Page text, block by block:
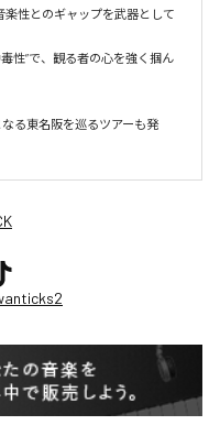
楽性とのギャップを武器として
性”で、観る者の心を強く掴ん
る東名阪を巡るツアーも発